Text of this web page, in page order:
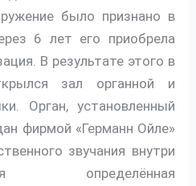
было признано в
6 лет его приобрела
В результате этого в
зал органной и
Орган, установленный
фирмой «Германн Ойле»
звучания внутри
определённая